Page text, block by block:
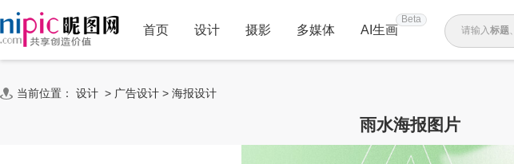
首页 设计 摄影 多媒体 AI生画
Beta
请输入标题、
当前位置： 设计 > 广告设计 > 海报设计
雨水海报图片